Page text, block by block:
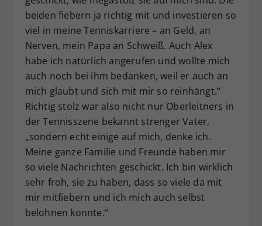
beiden fiebern ja richtig mit und investieren so
viel in meine Tenniskarriere – an Geld, an
Nerven, mein Papa an Schweiß. Auch Alex
habe ich natürlich angerufen und wollte mich
auch noch bei ihm bedanken, weil er auch an
mich glaubt und sich mit mir so reinhängt.“
Richtig stolz war also nicht nur Oberleitners in
der Tennisszene bekannt strenger Vater,
„sondern echt einige auf mich, denke ich.
Meine ganze Familie und Freunde haben mir
so viele Nachrichten geschickt. Ich bin wirklich
sehr froh, sie zu haben, dass so viele da mit
mir mitfiebern und ich mich auch selbst
belohnen konnte.“